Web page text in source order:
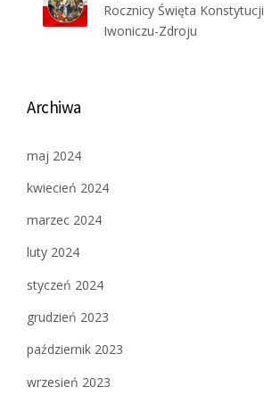
Rocznicy Święta
Iwoniczu-Zdroju
Archiwa
maj 2024
kwiecień 2024
marzec 2024
luty 2024
styczeń 2024
grudzień 2023
październik 2023
wrzesień 2023